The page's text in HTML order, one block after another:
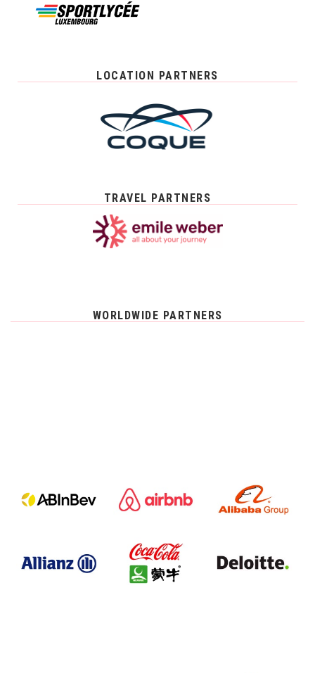
LOCATION PARTNERS
TRAVEL PARTNERS
WORLDWIDE PARTNERS